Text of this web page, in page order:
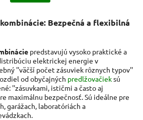
Bezpečná a flexibilná
predstavujú vysoko praktické a
elektrickej energie v
''väčší počet zásuviek rôznych typov''
od obyčajných predlžovačieksú
''zásuvkami, ističmi a často aj
maximálnu bezpečnosť. Sú ideálne pre
garážach, laboratóriách a